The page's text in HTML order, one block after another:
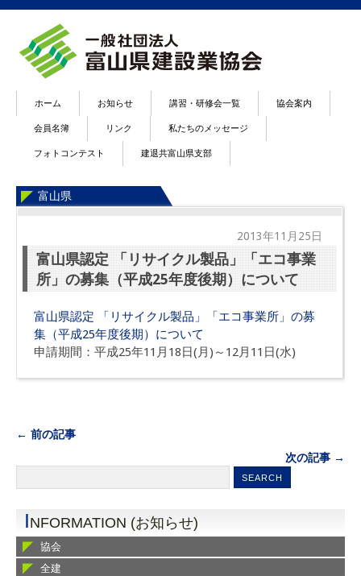
ホーム お知らせ 講習・研修会一覧 協会案内
会員名簿 リンク 私たちのメッセージ
フォトコンテスト 建退共富山県支部
富山県
2013年11月25日
富山県認定 「リサイクル製品」「エコ事業
所」の募集（平成25年度後期）について
富山県認定 「リサイクル製品」「エコ事業所」の募
集（平成25年度後期）について
申請期間：平成25年11月18日(月)～12月11日(水)
← 前の記事
次の記事 →
INFORMATION (お知らせ)
協会
全建